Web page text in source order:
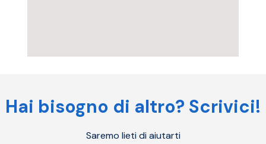
Hai bisogno di altro? Scrivici!
Saremo lieti di aiutarti